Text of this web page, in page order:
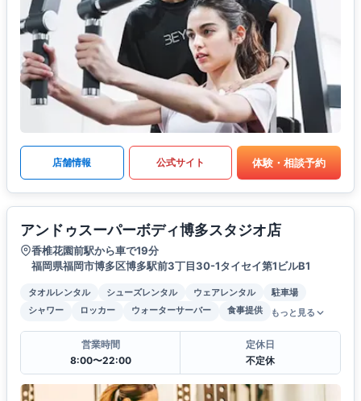
店舗情報 公式サイト 体験・相談予約
アンドゥスーパーボディ博多スタジオ店
香椎花園前駅から車で19分
福岡県福岡市博多区博多駅前3丁目30-1タイセイ第1ビルB1
タオルレンタル シューズレンタル ウェアレンタル
駐車場
シャワー
ロッカー ウォーターサーバー 食事提供 もっと見る
営業時間
8:00〜22:00
定休日
不定休